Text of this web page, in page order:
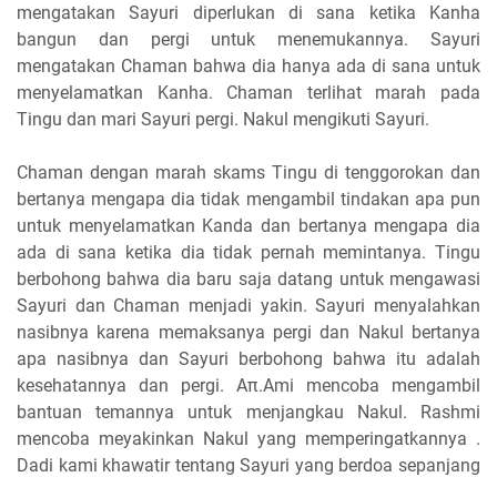
mengatakan Sayuri diperlukan di sana ketika Kanha
bangun dan pergi untuk menemukannya. Sayuri
mengatakan Chaman bahwa dia hanya ada di sana untuk
menyelamatkan Kanha. Chaman terlihat marah pada
Tingu dan mari Sayuri pergi. Nakul mengikuti Sayuri.
Chaman dengan marah skams Tingu di tenggorokan dan
bertanya mengapa dia tidak mengambil tindakan apa pun
untuk menyelamatkan Kanda dan bertanya mengapa dia
ada di sana ketika dia tidak pernah memintanya. Tingu
berbohong bahwa dia baru saja datang untuk mengawasi
Sayuri dan Chaman menjadi yakin. Sayuri menyalahkan
nasibnya karena memaksanya pergi dan Nakul bertanya
apa nasibnya dan Sayuri berbohong bahwa itu adalah
kesehatannya dan pergi. Aπ.Ami mencoba mengambil
bantuan temannya untuk menjangkau Nakul. Rashmi
mencoba meyakinkan Nakul yang memperingatkannya .
Dadi kami khawatir tentang Sayuri yang berdoa sepanjang